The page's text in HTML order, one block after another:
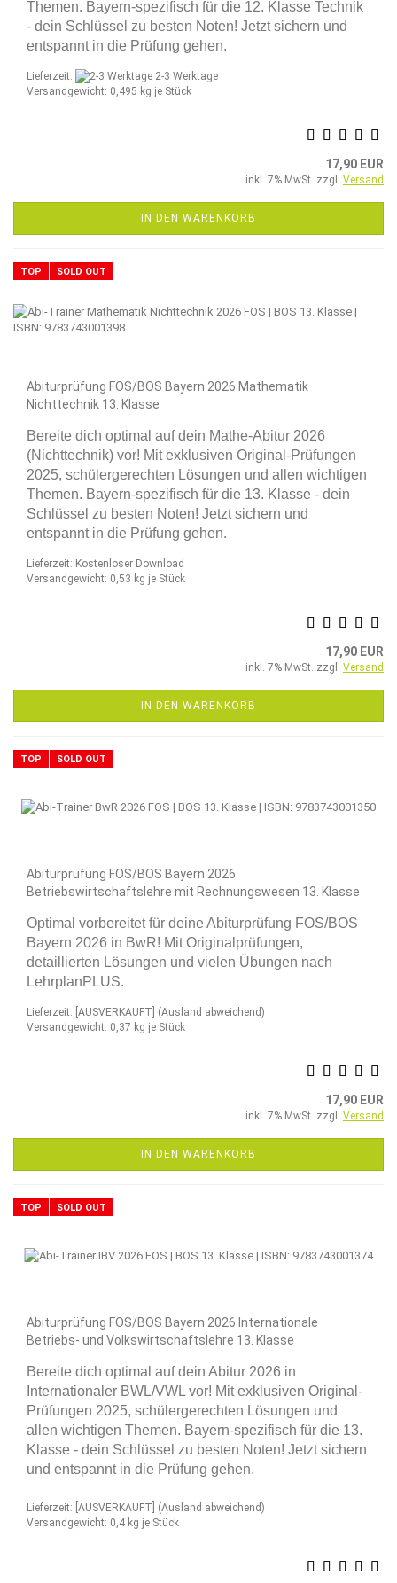
Themen. Bayern-spezifisch für die 12. Klasse Technik
- dein Schlüssel zu besten Noten! Jetzt sichern und
entspannt in die Prüfung gehen.
Lieferzeit:
2-3 Werktage
Versandgewicht: 0,495 kg je Stück
17,90 EUR
inkl. 7% MwSt. zzgl. Versand
IN DEN WARENKORB
TOP SOLD OUT
Abiturprüfung FOS/BOS Bayern 2026 Mathematik
Nichttechnik 13. Klasse
Bereite dich optimal auf dein Mathe-Abitur 2026
(Nichttechnik) vor! Mit exklusiven Original-Prüfungen
2025, schülergerechten Lösungen und allen wichtigen
Themen. Bayern-spezifisch für die 13. Klasse - dein
Schlüssel zu besten Noten! Jetzt sichern und
entspannt in die Prüfung gehen.
Lieferzeit: Kostenloser Download
Versandgewicht: 0,53 kg je Stück
17,90 EUR
inkl. 7% MwSt. zzgl. Versand
IN DEN WARENKORB
TOP SOLD OUT
Abiturprüfung FOS/BOS Bayern 2026
Betriebswirtschaftslehre mit Rechnungswesen 13. Klasse
Optimal vorbereitet für deine Abiturprüfung FOS/BOS
Bayern 2026 in BwR! Mit Originalprüfungen,
detaillierten Lösungen und vielen Übungen nach
LehrplanPLUS.
Lieferzeit: [AUSVERKAUFT] (Ausland abweichend)
Versandgewicht: 0,37 kg je Stück
17,90 EUR
inkl. 7% MwSt. zzgl. Versand
IN DEN WARENKORB
TOP SOLD OUT
Abiturprüfung FOS/BOS Bayern 2026 Internationale
Betriebs- und Volkswirtschaftslehre 13. Klasse
Bereite dich optimal auf dein Abitur 2026 in
Internationaler BWL/VWL vor! Mit exklusiven Original-
Prüfungen 2025, schülergerechten Lösungen und
allen wichtigen Themen. Bayern-spezifisch für die 13.
Klasse - dein Schlüssel zu besten Noten! Jetzt sichern
und entspannt in die Prüfung gehen.
Lieferzeit: [AUSVERKAUFT] (Ausland abweichend)
Versandgewicht: 0,4 kg je Stück